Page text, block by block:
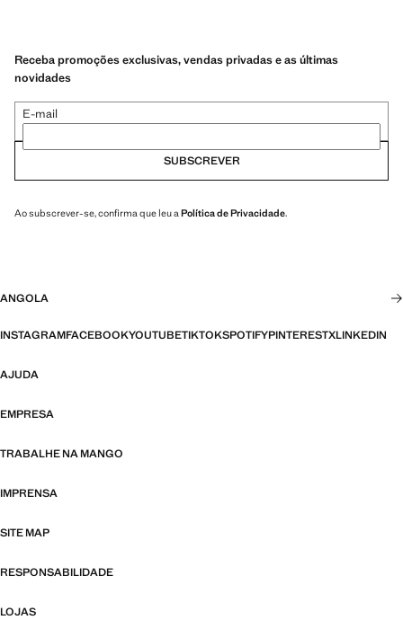
Receba promoções exclusivas, vendas privadas e as últimas
novidades
E-mail
SUBSCREVER
Ao subscrever-se, confirma que leu a Política de Privacidade.
ANGOLA
INSTAGRAMFACEBOOKYOUTUBETIKTOKSPOTIFYPINTERESTXLINKEDIN
AJUDA
EMPRESA
TRABALHE NA MANGO
IMPRENSA
SITE MAP
RESPONSABILIDADE
LOJAS